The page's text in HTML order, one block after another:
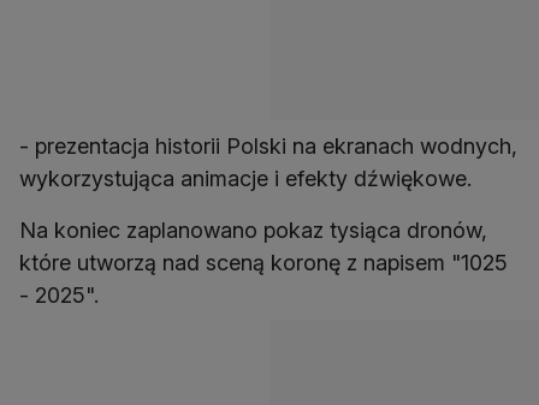
- prezentacja historii Polski na ekranach wodnych,
wykorzystująca animacje i efekty dźwiękowe.
Na koniec zaplanowano pokaz tysiąca dronów,
które utworzą nad sceną koronę z napisem "1025
- 2025".